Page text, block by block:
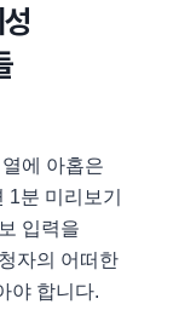
에 아홉은
분 미리보기
입력을
자의 어떠한
야 합니다.